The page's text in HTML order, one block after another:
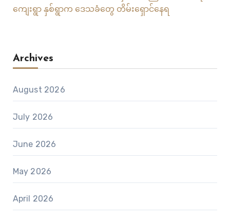
ကျေးရွာ နှစ်ရွာက ဒေသခံတွေ တိမ်းရှောင်နေရ
Archives
August 2026
July 2026
June 2026
May 2026
April 2026